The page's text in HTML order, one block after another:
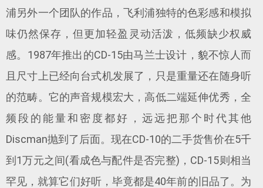
浦另外一个团队的作品，飞利浦独特的色彩感和模拟
味仍然保存，但更加轻盈灵动活泼，低频缺少权威
感。1987年推出的CD-15由马兰士设计，貌不惊人而
且尺寸上已经向台式机发展了，只是重量还在随身听
的范畴。它的声音规模宏大，高低二端延伸优秀，全
频段的能量和密度都好，远远把那个时代其他
Discman抛到了后面。现在CD-10的二手货售价在5千
到1万元之间(看成色与配件是否完整)，CD-15则相当
罕见，就算它们好听，毕竟都是40年前的旧品了。为